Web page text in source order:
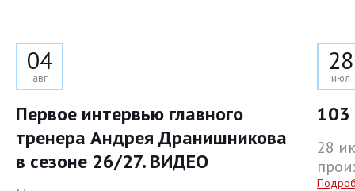
04
авг
Первое интервью главного
тренера Андрея Дранишникова
в сезоне 26/27. ВИДЕО
28
июл
103
28